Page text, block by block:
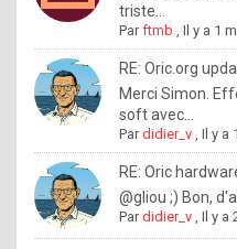
triste...
Parftmb ,Il y a 1
RE: Oric.org
Merci Simon.
soft avec...
Pardidier_v ,Il y a
RE: Oric
@gliou ;) Bon,
Pardidier_v ,Il y a